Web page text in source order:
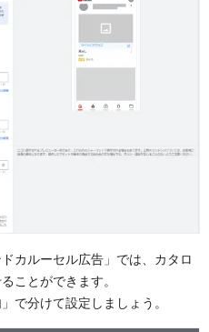
カルーセル広告」では、カタロ
ことができます。
で分けて設定しましょう。